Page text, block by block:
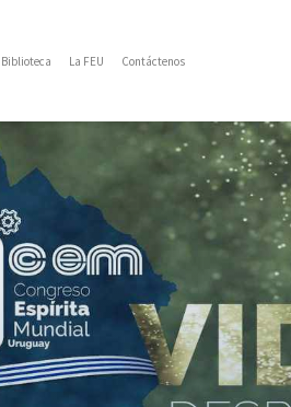
Biblioteca La FEU Contáctenos